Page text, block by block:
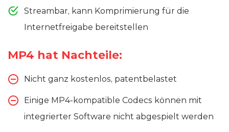
Streambar, kann Komprimierung für die
Internetfreigabe bereitstellen
MP4 hat Nachteile:
Nicht ganz kostenlos, patentbelastet
Einige MP4-kompatible Codecs können mit
integrierter Software nicht abgespielt werden